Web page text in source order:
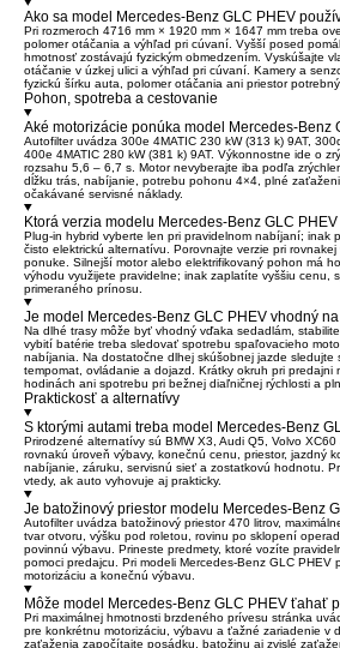
Ako sa model Mercedes-Benz GLC PHEV
Pri rozmeroch 4716 mm × 1920 mm × 1647 mm treba
polomer otáčania a výhľad pri cúvaní. Vyšší posed
hmotnosť zostávajú fyzickým obmedzením. Vyskúšajte
otáčanie v úzkej ulici a výhľad pri cúvaní. Kamery a
fyzickú šírku auta, polomer otáčania ani priestor
Pohon, spotreba a cestovanie
Aké motorizácie ponúka model Mercedes-Benz
Autofilter uvádza 300e 4MATIC 230 kW (313 k) 9AT,
400e 4MATIC 280 kW (381 k) 9AT. Výkonnostne ide o
rozsahu 5,6 – 6,7 s. Motor nevyberajte iba podľa
dĺžku trás, nabíjanie, potrebu pohonu 4×4, plné
očakávané servisné náklady.
Ktorá verzia modelu Mercedes-Benz GLC
Plug-in hybrid vyberte len pri pravidelnom nabíjaní; inak
čisto elektrickú alternatívu. Porovnajte verzie pri
ponuke. Silnejší motor alebo elektrifikovaný pohon má
výhodu využijete pravidelne; inak zaplatíte vyššiu cenu,
primeraného prínosu.
Je model Mercedes-Benz GLC PHEV vhodný
Na dlhé trasy môže byť vhodný vďaka sedadlám,
vybití batérie treba sledovať spotrebu spaľovacieho
nabíjania. Na dostatočne dlhej skúšobnej jazde sledujte
tempomat, ovládanie a dojazd. Krátky okruh pri predajni
hodinách ani spotrebu pri bežnej diaľničnej rýchlosti a
Praktickosť a alternatívy
S ktorými autami treba model Mercedes-Benz
Prirodzené alternatívy sú BMW X3, Audi Q5, Volvo
rovnakú úroveň výbavy, konečnú cenu, priestor, jazdný
nabíjanie, záruku, servisnú sieť a zostatkovú hodnotu.
vtedy, ak auto vyhovuje aj prakticky.
Je batožinový priestor modelu Mercedes-Benz
Autofilter uvádza batožinový priestor 470 litrov,
tvar otvoru, výšku pod roletou, rovinu po sklopení
povinnú výbavu. Prineste predmety, ktoré vozíte
pomoci predajcu. Pri modeli Mercedes-Benz GLC PHEV
motorizáciu a konečnú výbavu.
Môže model Mercedes-Benz GLC PHEV ťahať
Pri maximálnej hmotnosti brzdeného prívesu stránka
pre konkrétnu motorizáciu, výbavu a ťažné zariadenie v
zaťaženia započítajte posádku, batožinu aj zvislé